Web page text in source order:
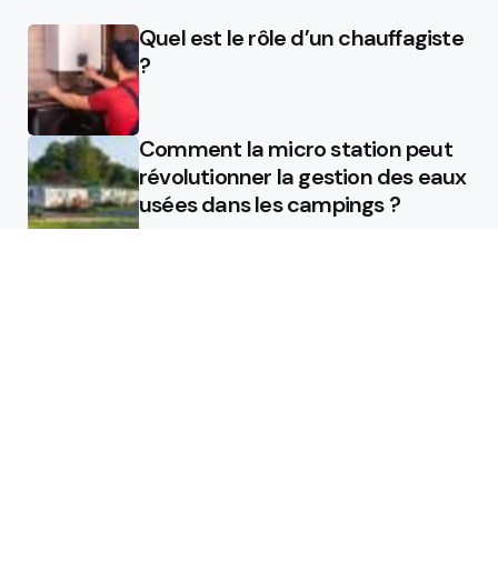
Quel est le rôle d’un chauffagiste
?
Comment la micro station peut
révolutionner la gestion des eaux
usées dans les campings ?